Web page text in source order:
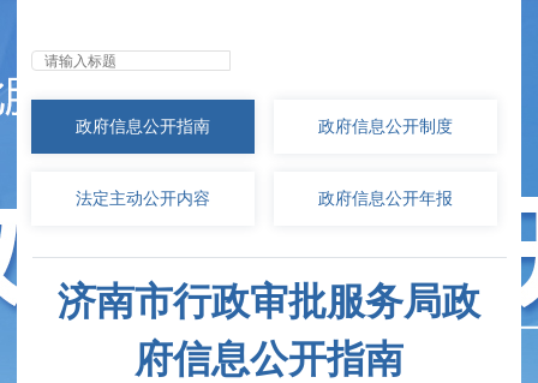
政府信息公开指南 政府信息公开制度
法定主动公开内容 政府信息公开年报
济南市行政审批服务局政
府信息公开指南